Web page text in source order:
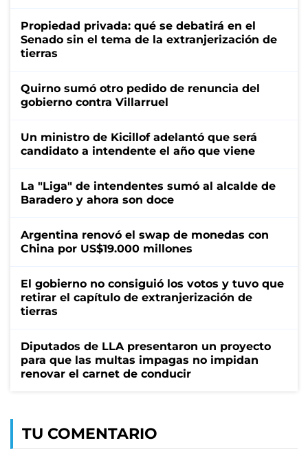
Propiedad privada: qué se debatirá en el
Senado sin el tema de la extranjerización de
tierras
Quirno sumó otro pedido de renuncia del
gobierno contra Villarruel
Un ministro de Kicillof adelantó que será
candidato a intendente el año que viene
La "Liga" de intendentes sumó al alcalde de
Baradero y ahora son doce
Argentina renovó el swap de monedas con
China por US$19.000 millones
El gobierno no consiguió los votos y tuvo que
retirar el capítulo de extranjerización de
tierras
Diputados de LLA presentaron un proyecto
para que las multas impagas no impidan
renovar el carnet de conducir
TU COMENTARIO